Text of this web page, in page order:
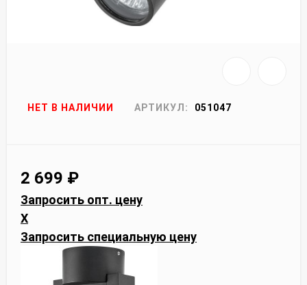
НЕТ В НАЛИЧИИ АРТИКУЛ: 051047
2 699 ₽
Запросить опт. цену
X
Запросить специальную цену